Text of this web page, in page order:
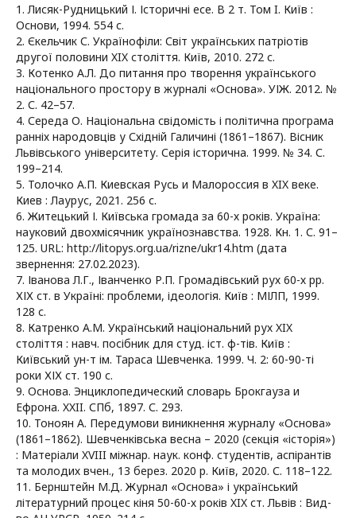
1. Лисяк-Рудницький І. Історичні есе. В 2 т. Том I. Київ :
Основи, 1994. 554 с.
2. Єкельчик С. Українофіли: Світ українських патріотів
другої половини XIX століття. Київ, 2010. 272 с.
3. Котенко А.Л. До питання про творення українського
національного простору в журналі «Основа». УІЖ. 2012. №
2. С. 42–57.
4. Середа О. Національна свідомість і політична програма
ранніх народовців у Східній Галичині (1861–1867). Вісник
Львівського університету. Серія історична. 1999. № 34. С.
199–214.
5. Толочко А.П. Киевская Русь и Малороссия в XIX веке.
Киев : Лаурус, 2021. 256 с.
6. Житецький І. Київська громада за 60-х років. Україна:
науковий двохмісячник українознавства. 1928. Кн. 1. С. 91–
125. URL: http://litopys.org.ua/rizne/ukr14.htm (дата
звернення: 27.02.2023).
7. Іванова Л.Г., Іванченко Р.П. Громадівський рух 60-х рр.
ХІХ ст. в Україні: проблеми, ідеологія. Київ : МІЛП, 1999.
128 с.
8. Катренко А.М. Український національний рух XIX
століття : навч. посібник для студ. іст. ф-тів. Київ :
Київський ун-т ім. Тараса Шевченка. 1999. Ч. 2: 60-90-ті
роки ХІХ ст. 190 с.
9. Основа. Энциклопедический словарь Брокгауза и
Ефрона. XXII. СПб, 1897. С. 293.
10. Тоноян А. Передумови виникнення журналу «Основа»
(1861–1862). Шевченківська весна – 2020 (секція «історія»)
: Матеріали XVIII міжнар. наук. конф. студентів, аспірантів
та молодих вчен., 13 берез. 2020 р. Київ, 2020. С. 118–122.
11. Бернштейн М.Д. Журнал «Основа» і український
літературний процес кіня 50-60-х років XIX ст. Львів : Вид-